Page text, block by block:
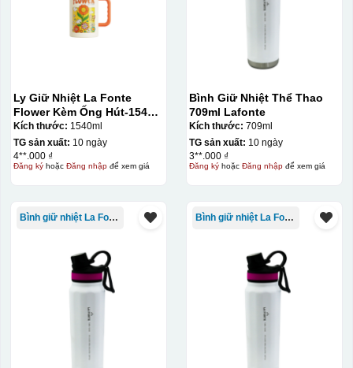
Đây là giấy decal đã in xong, đang chờ khô để cắt dán
lên gốm sứ
Bước 2: Dán decal lên gốm sứĐể dán decal lên gốm
đó bằng nước. Người thợ sẽ căn chỉnh bằng mắt thường
gạt hết nước phía dưới ra
Ly Giữ Nhiệt La Fonte
Flower Kèm Ống Hút-1540
ml-014786
Kích thước: 1540ml
TG sản xuất: 10 ngày
4**.000 ₫
Đăng kýhoặc Đăng nhậpđể xem giá
Bình Giữ Nhiệt Thể Thao
709ml Lafonte
Kích thước: 709ml
TG sản xuất: 10 ngày
3**.000 ₫
Đăng kýhoặc Đăng nhậpđể xem giá
Bình giữ nhiệt La Fonte Bình giữ nhiệt La Fonte